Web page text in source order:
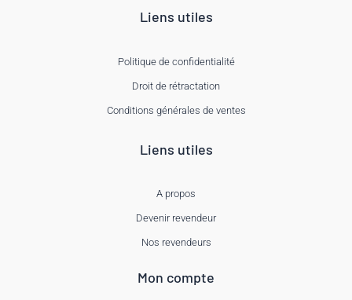
Liens utiles
Politique de confidentialité
Droit de rétractation
Conditions générales de ventes
Liens utiles
A propos
Devenir revendeur
Nos revendeurs
Mon compte